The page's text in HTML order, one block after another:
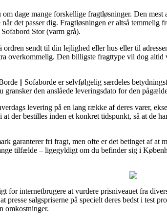
dage mange forskellige fragtløsninger. Den
det passer dig. Fragtløsningen er altså temmelig
Stor (varm grå).
sendt til din lejlighed eller hus eller til
overkommelig. Den billigste fragttype vil dog
|| Sofaborde er selvfølgelig særdeles
den anslåede leveringsdato for den
levering på en lang række af deres varer,
at der bestilles inden et konkret tidspunkt, så at de
garanterer fri fragt, men ofte er det betinget af at
tilfælde – ligegyldigt om du befinder sig i
for internetbrugere at vurdere prisniveauet fra
presse salgspriserne på specielt deres bedst i
omkostninger.